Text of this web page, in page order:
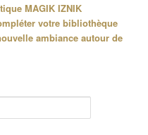
MAGIK IZNIK
votre bibliothèque
ambiance autour de